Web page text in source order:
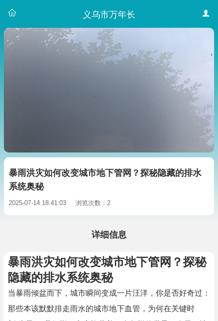
义乌市万年长
暴雨洪灾如何改变城市地下管网？探秘隐藏的排水
系统奥秘
2025-07-14 18:41:03 浏览次数：2
详细信息
暴雨洪灾如何改变城市地下管网？探秘
隐藏的排水系统奥秘
当暴雨倾盆而下，城市瞬间变成一片汪洋，你是否好奇过：
那些本该默默排走雨水的城市地下血管，为何在关键时